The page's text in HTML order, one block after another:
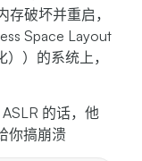
存破坏并重启，
Space Layout
）的系统上，
的话，他
你搞崩溃